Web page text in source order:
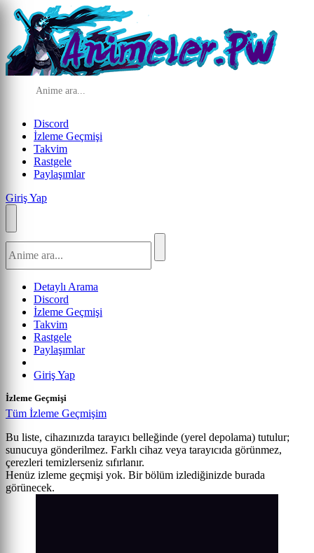
Discord
İzleme Geçmişi
Takvim
Rastgele
Paylaşımlar
Giriş Yap
Detaylı Arama
Discord
İzleme Geçmişi
Takvim
Rastgele
Paylaşımlar
Giriş Yap
İzleme Geçmişi
Tüm İzleme Geçmişim
Bu liste, cihazınızda tarayıcı belleğinde (yerel depolama) tutulur;
sunucuya gönderilmez. Farklı cihaz veya tarayıcıda görünmez,
çerezleri temizlerseniz sıfırlanır.
Henüz izleme geçmişi yok. Bir bölüm izlediğinizde burada
görünecek.